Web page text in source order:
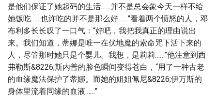
是他们保证了她起码的生活……并不是总会象今天一样不给
她饭吃……也许吃的并不是那么好……”看着两个愤怒的人，邓
布利多长长叹了一口气：“好吧，我把我真正的理由说出
来。我们知道，蒂娜是唯一在伏地魔的索命咒下活下来的
人，尽管那时她只是个婴儿。我想，是莉莉……”他注意到西
弗勒斯&8226;斯内普的脸色瞬间变得苍白，“用了一种古老
的血缘魔法保护了蒂娜。而她的姐姐佩尼&8226;伊万斯的
身体里流着同缘的血液……”